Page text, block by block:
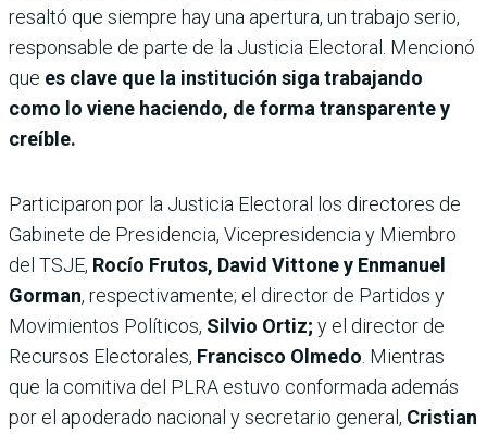
resaltó que siempre hay una apertura, un trabajo serio,
responsable de parte de la Justicia Electoral. Mencionó
que es clave que la institución siga trabajando
como lo viene haciendo, de forma transparente y
creíble.
Participaron por la Justicia Electoral los directores de
Gabinete de Presidencia, Vicepresidencia y Miembro
del TSJE, Rocío Frutos, David Vittone y Enmanuel
Gorman, respectivamente; el director de Partidos y
Movimientos Políticos, Silvio Ortiz; y el director de
Recursos Electorales, Francisco Olmedo. Mientras
que la comitiva del PLRA estuvo conformada además
por el apoderado nacional y secretario general, Cristian